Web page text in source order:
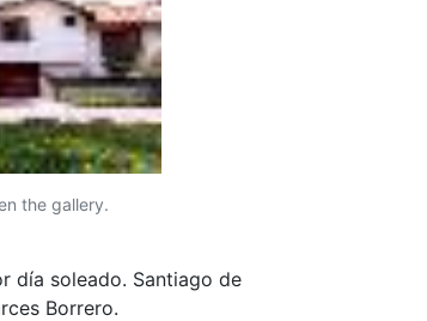
the gallery.
día soleado. Santiago de
Borrero.